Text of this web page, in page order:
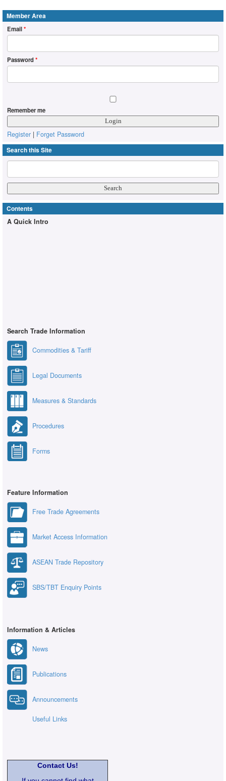
Member Area
Email*
Password*
Remember me
Register | Forget Password
Search this Site
Contents
A Quick Intro
Search Trade Information
Commodities & Tariff
Legal Documents
Measures & Standards
Procedures
Forms
Feature Information
Free Trade Agreements
Market Access Information
ASEAN Trade Repository
SBS/TBT Enquiry Points
Information & Articles
News
Publications
Announcements
Useful Links
Contact Us!